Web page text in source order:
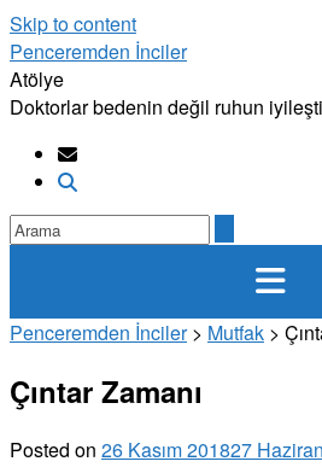
Skip to content
Penceremden İnciler
Atölye
Doktorlar bedenin değil ruhun
Penceremden İnciler> Mutfak >
Çıntar Zamanı
Posted on 26 Kasım 201827